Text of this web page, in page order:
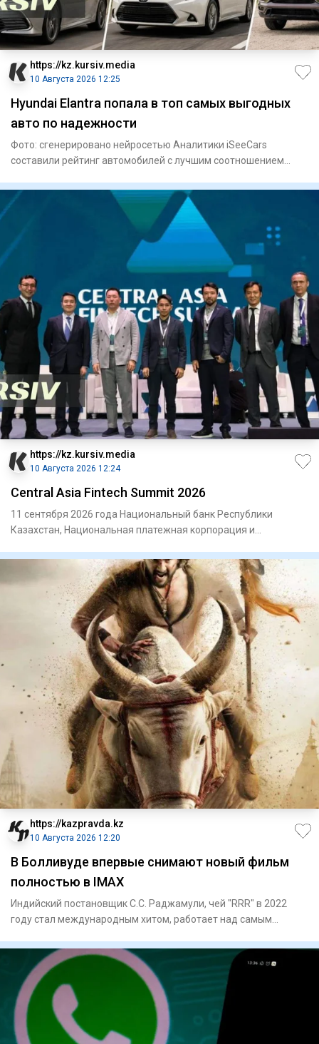
https://kz.kursiv.media
10 Августа 2026 12:25
Hyundai Elantra попала в топ самых выгодных
авто по надежности
Фото: сгенерировано нейросетью Аналитики iSeeCars
составили рейтинг автомобилей с лучшим соотношением
https://kz.kursiv.media
10 Августа 2026 12:24
Central Asia Fintech Summit 2026
11 сентября 2026 года Национальный банк Республики
Казахстан, Национальная платежная корпорация и
https://kazpravda.kz
10 Августа 2026 12:20
В Болливуде впервые снимают новый фильм
полностью в IMAX
Индийский постановщик С.С. Раджамули, чей "RRR" в 2022
году стал международным хитом, работает над самым